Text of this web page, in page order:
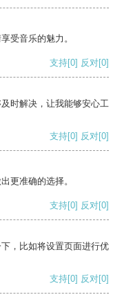
受音乐的魅力。
支持[0] 反对[0]
时解决，让我能够安心工
支持[0] 反对[0]
更准确的选择。
支持[0] 反对[0]
，比如将设置页面进行优
支持[0] 反对[0]